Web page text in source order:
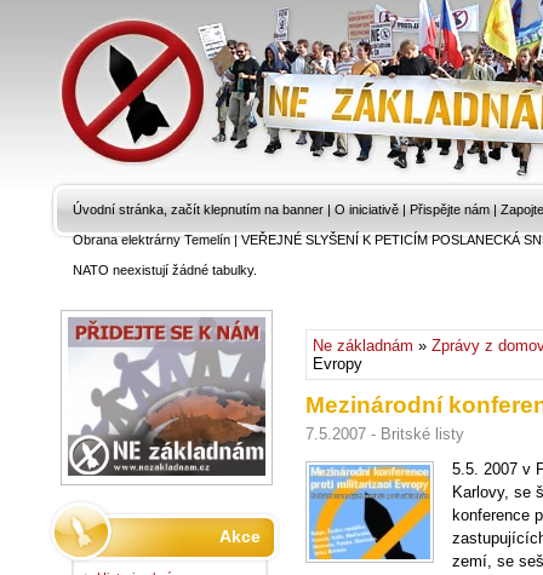
Úvodní stránka, začít klepnutím na banner | O iniciativě | Přispějte nám |
Obrana elektrárny Temelín|VEŘEJNÉ SLYŠENÍ K PETICÍM POSLANECKÁ
NATO neexistují žádné tabulky.
Ne základnám » Zprávy z
Evropy
Mezinárodní
7.5.2007 - Britské listy
5.5. 2007 v
Karlovy, se
konference
zemí, se
Akce